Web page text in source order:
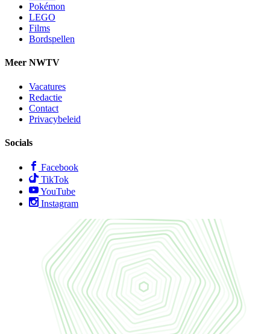
Pokémon
LEGO
Films
Bordspellen
Meer NWTV
Vacatures
Redactie
Contact
Privacybeleid
Socials
Facebook
TikTok
YouTube
Instagram